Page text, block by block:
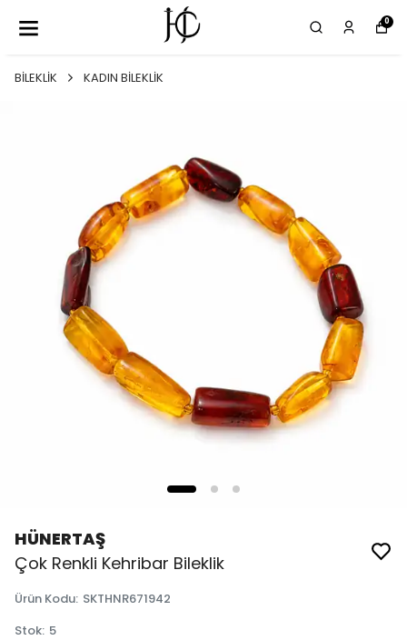
0
BİLEKLİK KADIN BİLEKLİK
HÜNERTAŞ
Çok Renkli Kehribar Bileklik
Ürün Kodu: SKTHNR671942
Stok: 5